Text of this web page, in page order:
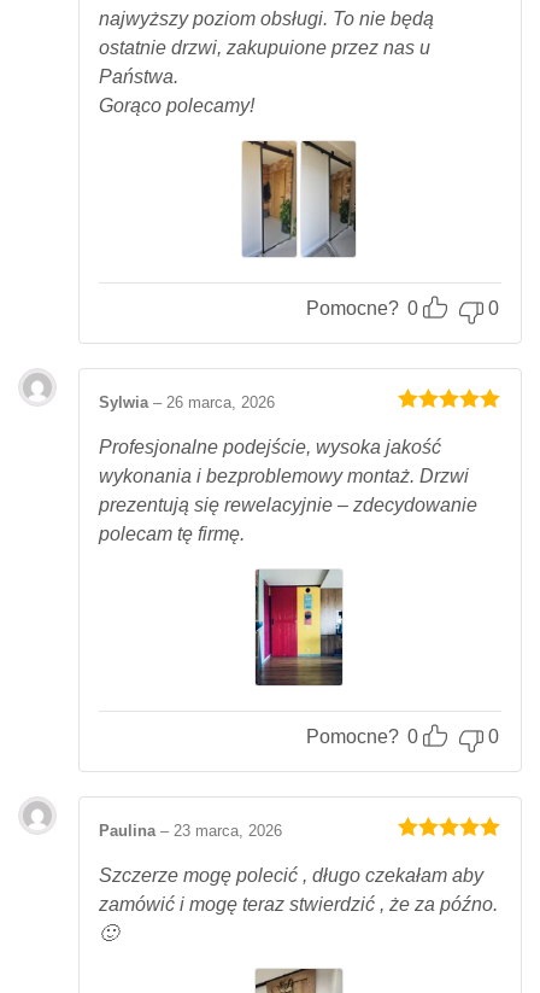
najwyższy poziom obsługi. To nie będą
ostatnie drzwi, zakupuione przez nas u
Państwa.
Gorąco polecamy!
Pomocne? 0 0
na 5.
Sylwia – 26 marca, 2026
Profesjonalne podejście, wysoka jakość
wykonania i bezproblemowy montaż. Drzwi
prezentują się rewelacyjnie – zdecydowanie
polecam tę firmę.
Pomocne? 0 0
na 5.
Paulina – 23 marca, 2026
Szczerze mogę polecić , długo czekałam aby
zamówić i mogę teraz stwierdzić , że za późno.
🙂